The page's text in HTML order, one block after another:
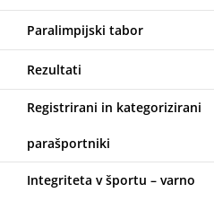
Paralimpijski tabor
Rezultati
Registrirani in kategorizirani
parašportniki
Integriteta v športu – varno